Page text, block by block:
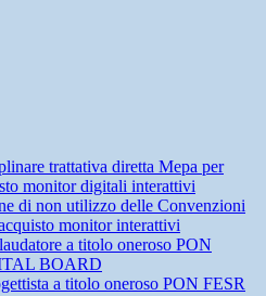
trattativa diretta Mepa per
monitor digitali interattivi
di non utilizzo delle Convenzioni
monitor interattivi
a titolo oneroso PON
BOARD
a titolo oneroso PON FESR